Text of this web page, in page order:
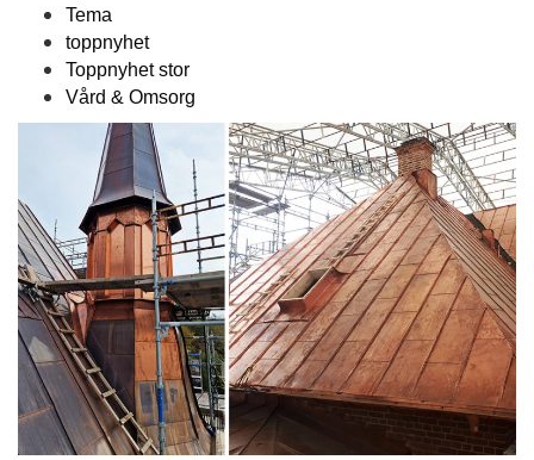
Tema
toppnyhet
Toppnyhet stor
Vård & Omsorg